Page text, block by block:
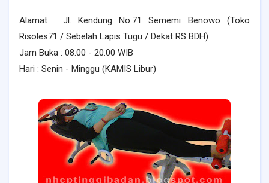
Alamat : Jl. Kendung No.71 Sememi Benowo (Toko
Risoles71 / Sebelah Lapis Tugu / Dekat RS BDH)
Jam Buka : 08.00 - 20.00 WIB
Hari : Senin - Minggu (KAMIS Libur)